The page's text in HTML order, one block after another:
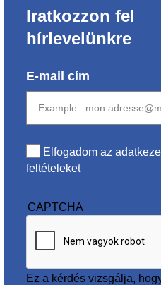
Iratkozzon fel
hírlevelünkre
E-mail cím
Elfogadom az
feltételeket
CAPTCHA
Ez a kérdés vizsgálja,